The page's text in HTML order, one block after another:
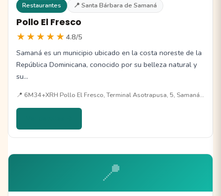
Restaurantes 📍 Santa Bárbara de Samaná
Pollo El Fresco
★★★★★ 4.8/5
Samaná es un municipio ubicado en la costa noreste de la
República Dominicana, conocido por su belleza natural y
su…
📍 6M34+XRH Pollo El Fresco, Terminal Asotrapusa, 5, Samaná…
📍